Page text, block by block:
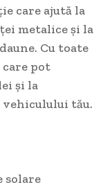
care ajută la
metalice și la
Cu toate
pot
și la
vehiculului tău.
solare